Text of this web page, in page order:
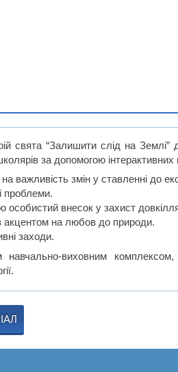
свята “Залишити слід на
за допомогою
важливість змін у ставленні до
проблеми.
особистий внесок у захист
акцентом на любов до природи.
заходи.
навчально-виховним